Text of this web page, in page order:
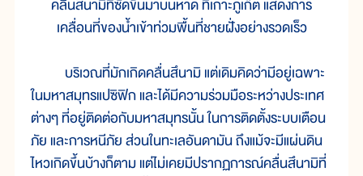
คลื่นสึนามิที่ซัดขึ้นมาบนหาด ที่เกาะภูเก็ต แสดงการ
เคลื่อนที่ของน้ำเข้าท่วมพื้นที่ชายฝั่งอย่างรวดเร็ว
บริเวณที่มักเกิดคลื่นสึนามิ แต่เดิมคิดว่ามีอยู่เฉพาะ
ในมหาสมุทรแปซิฟิก และได้มีความร่วมมือระหว่างประเทศ
ต่างๆ ที่อยู่ติดต่อกับมหาสมุทรนั้น ในการติดตั้งระบบเตือน
ภัย และการหนีภัย ส่วนในทะเลอันดามัน ถึงแม้จะมีแผ่นดิน
ไหวเกิดขึ้นบ้างก็ตาม แต่ไม่เคยมีปรากฏการณ์คลื่นสึนามิที่